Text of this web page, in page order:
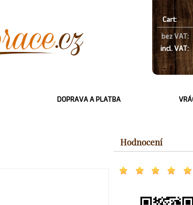
Cart:
bez VAT:
incl. VAT:
DOPRAVA A PLATBA
Hodnocení